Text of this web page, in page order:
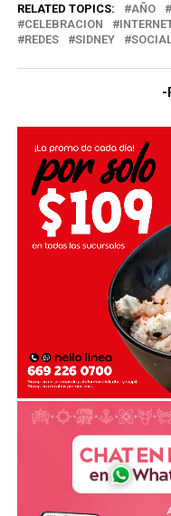
RELATED TOPICS: AÑO
CELEBRACION
REDES
SIDNEY
-